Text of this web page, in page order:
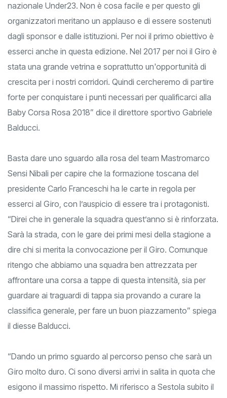
nazionale Under23. Non è cosa facile e per questo gli
organizzatori meritano un applauso e di essere sostenuti
dagli sponsor e dalle istituzioni. Per noi il primo obiettivo è
esserci anche in questa edizione. Nel 2017 per noi il Giro è
stata una grande vetrina e soprattutto un'opportunità di
crescita per i nostri corridori. Quindi cercheremo di partire
forte per conquistare i punti necessari per qualificarci alla
Baby Corsa Rosa 2018” dice il direttore sportivo Gabriele
Balducci.
Basta dare uno sguardo alla rosa del team Mastromarco
Sensi Nibali per capire che la formazione toscana del
presidente Carlo Franceschi ha le carte in regola per
esserci al Giro, con l’auspicio di essere tra i protagonisti.
“Direi che in generale la squadra quest’anno si è rinforzata.
Sarà la strada, con le gare dei primi mesi della stagione a
dire chi si merita la convocazione per il Giro. Comunque
ritengo che abbiamo una squadra ben attrezzata per
affrontare una corsa a tappe di questa intensità, sia per
guardare ai traguardi di tappa sia provando a curare la
classifica generale, per fare un buon piazzamento” spiega
il diesse Balducci.
“Dando un primo sguardo al percorso penso che sarà un
Giro molto duro. Ci sono diversi arrivi in salita in quota che
esigono il massimo rispetto. Mi riferisco a Sestola subito il